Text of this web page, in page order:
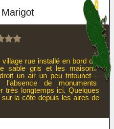
rue installé en bord de
sable gris et les maisons
un air un peu tritounet -
l'absence de monuments
très longtemps ici. Quelques
la côte depuis les aires de